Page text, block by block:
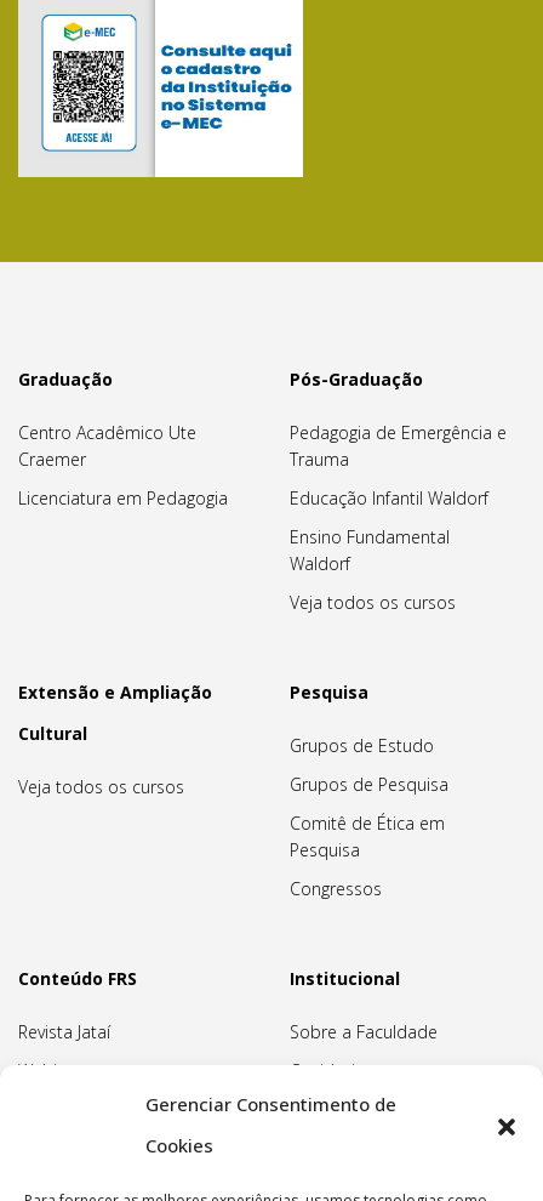
Gerenciar Consentimento de
Cookies
Graduação
Centro Acadêmico Ute
Craemer
Licenciatura em Pedagogia
Pós-Graduação
Pedagogia de Emergência e
Trauma
Educação Infantil Waldorf
Ensino Fundamental
Waldorf
Veja todos os cursos
Extensão e Ampliação
Cultural
Veja todos os cursos
Pesquisa
Grupos de Estudo
Grupos de Pesquisa
Comitê de Ética em
Pesquisa
Congressos
Conteúdo FRS
Revista Jataí
Webinars
Institucional
Sobre a Faculdade
Ouvidoria
Pedagogia Waldorf